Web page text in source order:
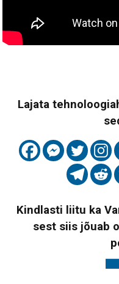
Lajata
Kindlasti liitu ka
sest siis jõuab